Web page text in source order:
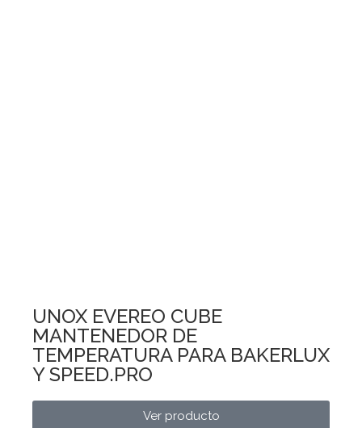
UNOX EVEREO CUBE
MANTENEDOR DE
TEMPERATURA PARA BAKERLUX
Y SPEED.PRO
Ver producto